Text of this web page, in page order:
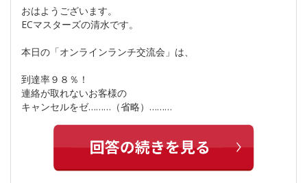
おはようございます。
ECマスターズの清水です。
本日の「オンラインランチ交流会」は、
到達率９８％！
連絡が取れないお客様の
キャンセルをゼ………（省略）………